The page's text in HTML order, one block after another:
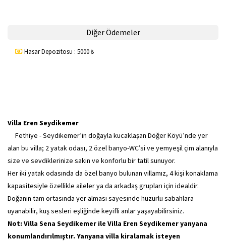
Diğer Ödemeler
Hasar Depozitosu : 5000 ₺
Villa Eren Seydikemer
Fethiye - Seydikemer’in doğayla kucaklaşan Döğer Köyü’nde yer
alan bu villa; 2 yatak odası, 2 özel banyo-WC’si ve yemyeşil çim alanıyla
size ve sevdiklerinize sakin ve konforlu bir tatil sunuyor.
Her iki yatak odasında da özel banyo bulunan villamız, 4 kişi konaklama
kapasitesiyle özellikle aileler ya da arkadaş grupları için idealdir.
Doğanın tam ortasında yer alması sayesinde huzurlu sabahlara
uyanabilir, kuş sesleri eşliğinde keyifli anlar yaşayabilirsiniz.
Not: Villa Sena Seydikemer ile Villa Eren Seydikemer yanyana
konumlandırılmıştır. Yanyana villa kiralamak isteyen